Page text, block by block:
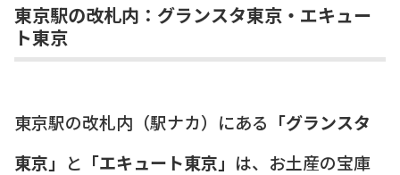
東京駅の改札内：グランスタ東京・エキュー
ト東京
東京駅の改札内（駅ナカ）にある 「グランスタ
東京」 と 「エキュート東京」 は、お土産の宝庫